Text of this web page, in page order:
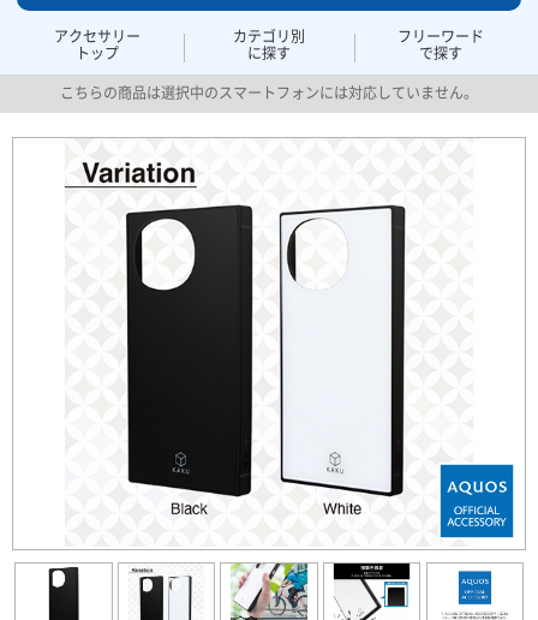
アクセサリー
トップ
カテゴリ別
に探す
フリーワード
で探す
こちらの商品は選択中のスマートフォンには対応していません。